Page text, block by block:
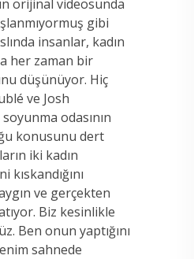
orijinal videosunda
gibi
insanlar, kadın
her zaman bir
düşünüyor. Hiç
ve Josh
odasının
konusunu dert
iki kadın
kıskandığını
ve gerçekten
Biz kesinlikle
Ben onun yaptığını
sahnede